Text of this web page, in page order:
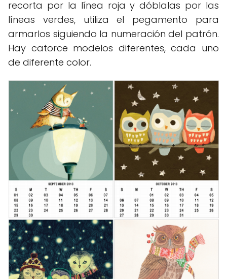
recorta por la línea roja y dóblalas por las
líneas verdes, utiliza el pegamento para
armarlos siguiendo la numeración del patrón.
Hay catorce modelos diferentes, cada uno
de diferente color.